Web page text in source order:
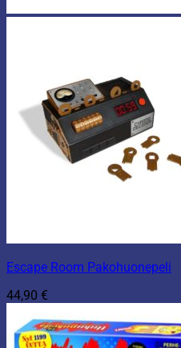
Escape Room Pakohuonepeli
44,90 €